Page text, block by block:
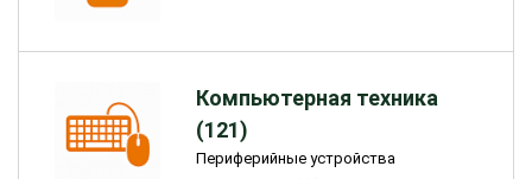
Компьютерная техника
(121)
Периферийные устройства